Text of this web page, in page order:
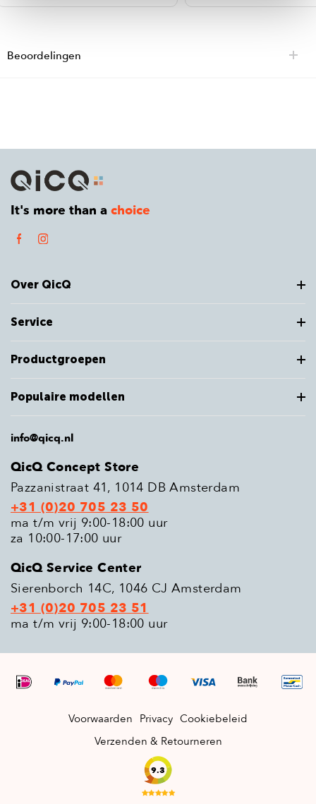
Beoordelingen
It's more than a choice
Over QicQ
Service
Productgroepen
Populaire modellen
info@qicq.nl
QicQ Concept Store
Pazzanistraat 41, 1014 DB Amsterdam
+31 (0)20 705 23 50
ma t/m vrij 9:00-18:00 uur
za 10:00-17:00 uur
QicQ Service Center
Sierenborch 14C, 1046 CJ Amsterdam
+31 (0)20 705 23 51
ma t/m vrij 9:00-18:00 uur
Voorwaarden Privacy Cookiebeleid
Verzenden & Retourneren
9.3